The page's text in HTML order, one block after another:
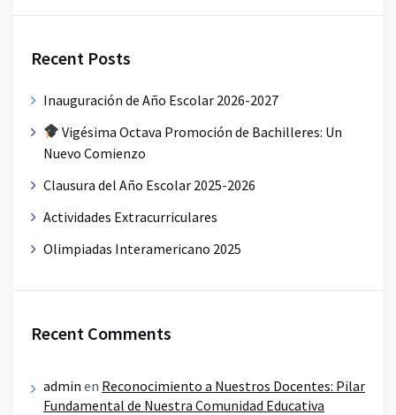
Recent Posts
Inauguración de Año Escolar 2026-2027
Vigésima Octava Promoción de Bachilleres: Un
Nuevo Comienzo
Clausura del Año Escolar 2025-2026
Actividades Extracurriculares
Olimpiadas Interamericano 2025
Recent Comments
admin en Reconocimiento a Nuestros Docentes: Pilar
Fundamental de Nuestra Comunidad Educativa